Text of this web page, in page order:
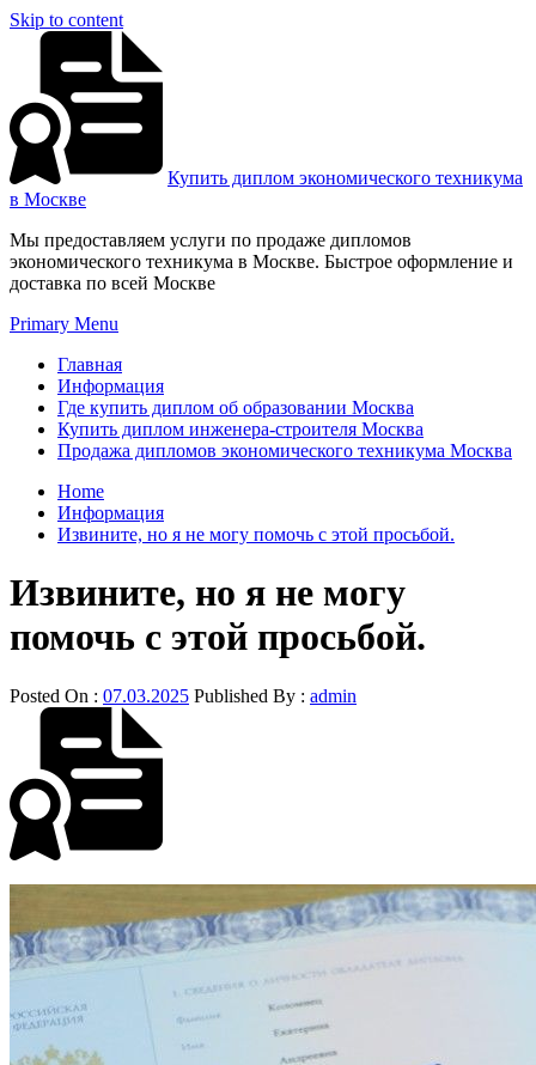
Skip to content
Купить диплом экономического техникума
в Москве
Мы предоставляем услуги по продаже дипломов
экономического техникума в Москве. Быстрое оформление и
доставка по всей Москве
Primary Menu
Главная
Информация
Где купить диплом об образовании Москва
Купить диплом инженера-строителя Москва
Продажа дипломов экономического техникума Москва
Home
Информация
Извините, но я не могу помочь с этой просьбой.
Извините, но я не могу
помочь с этой просьбой.
Posted On : 07.03.2025 Published By : admin